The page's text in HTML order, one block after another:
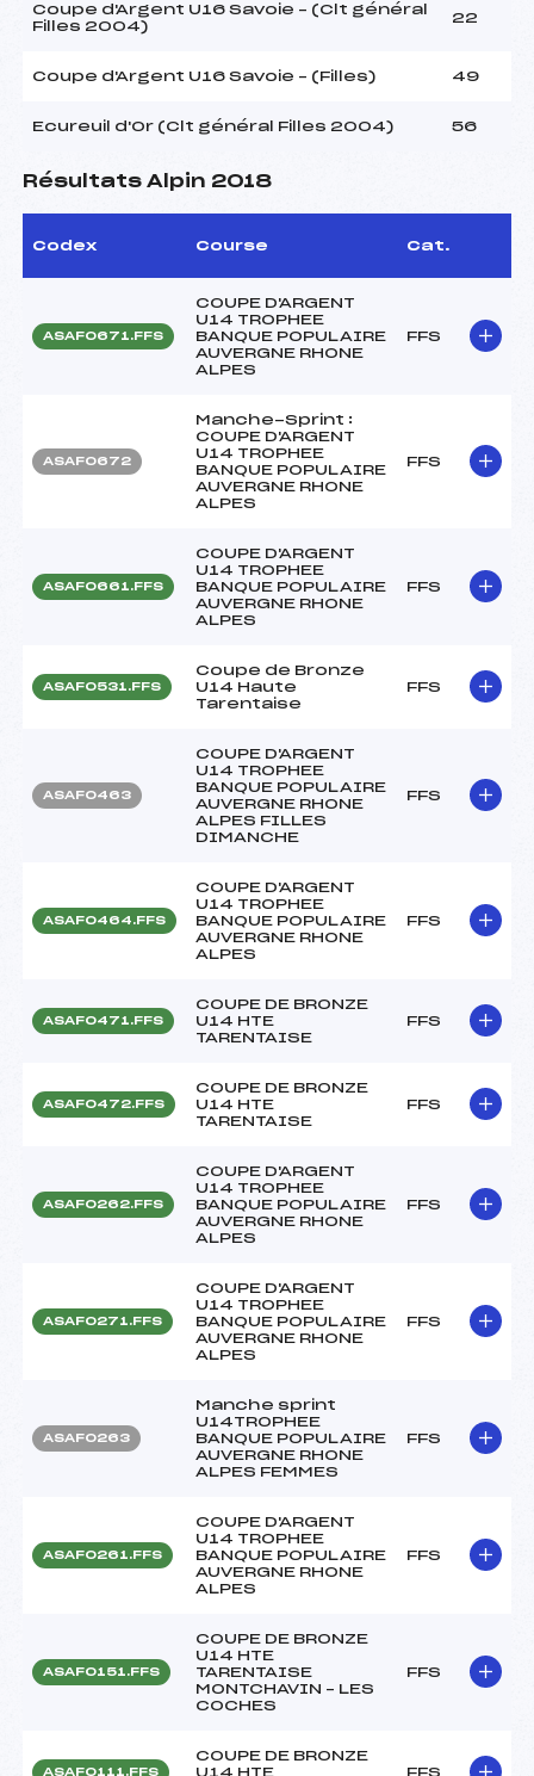
Coupe d'Argent U16 Savoie – (Clt général
Filles 2004)
22
Coupe d'Argent U16 Savoie – (Filles) 49
Ecureuil d'Or (Clt général Filles 2004) 56
Résultats Alpin 2018
Codex Course Cat.
ASAF0671.FFS
COUPE D'ARGENT
U14 TROPHEE
BANQUE POPULAIRE
AUVERGNE RHONE
ALPES
FFS
ASAF0672
Manche-Sprint :
COUPE D'ARGENT
U14 TROPHEE
BANQUE POPULAIRE
AUVERGNE RHONE
ALPES
FFS
ASAF0661.FFS
COUPE D'ARGENT
U14 TROPHEE
BANQUE POPULAIRE
AUVERGNE RHONE
ALPES
FFS
ASAF0531.FFS
Coupe de Bronze
U14 Haute
Tarentaise
FFS
ASAF0463
COUPE D'ARGENT
U14 TROPHEE
BANQUE POPULAIRE
AUVERGNE RHONE
ALPES FILLES
DIMANCHE
FFS
ASAF0464.FFS
COUPE D'ARGENT
U14 TROPHEE
BANQUE POPULAIRE
AUVERGNE RHONE
ALPES
FFS
ASAF0471.FFS
COUPE DE BRONZE
U14 HTE
TARENTAISE
FFS
ASAF0472.FFS
COUPE DE BRONZE
U14 HTE
TARENTAISE
FFS
ASAF0262.FFS
COUPE D'ARGENT
U14 TROPHEE
BANQUE POPULAIRE
AUVERGNE RHONE
ALPES
FFS
ASAF0271.FFS
COUPE D'ARGENT
U14 TROPHEE
BANQUE POPULAIRE
AUVERGNE RHONE
ALPES
FFS
ASAF0263
Manche sprint
U14TROPHEE
BANQUE POPULAIRE
AUVERGNE RHONE
ALPES FEMMES
FFS
ASAF0261.FFS
COUPE D'ARGENT
U14 TROPHEE
BANQUE POPULAIRE
AUVERGNE RHONE
ALPES
FFS
ASAF0151.FFS
COUPE DE BRONZE
U14 HTE
TARENTAISE
MONTCHAVIN – LES
COCHES
FFS
ASAF0111.FFS
COUPE DE BRONZE
U14 HTE
FFS